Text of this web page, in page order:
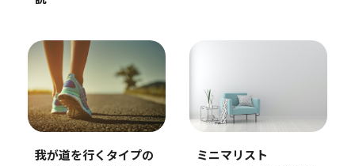
我が道を行くタイプの
ミニマリスト